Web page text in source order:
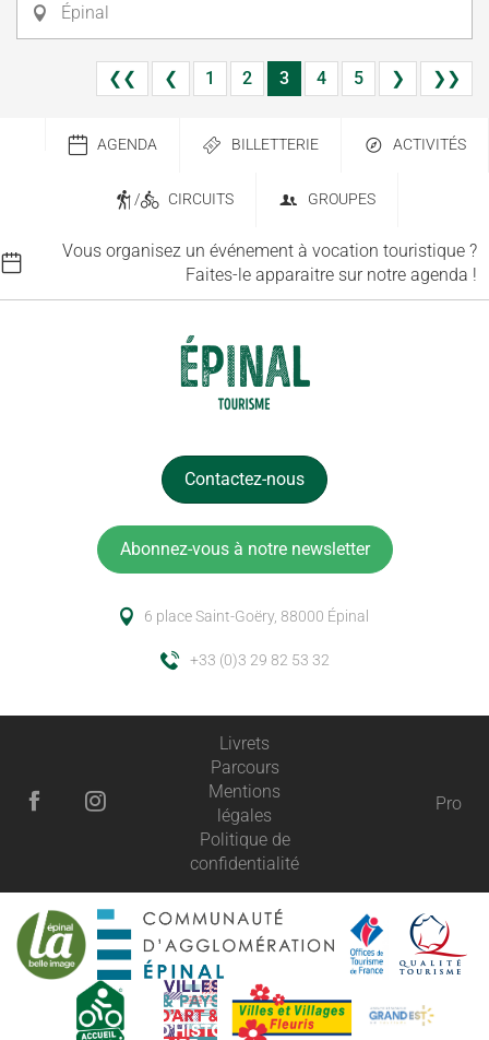
Épinal
❮❮ ❮ 1 2 3 4 5 ❯ ❯❯
AGENDA BILLETTERIE ACTIVITÉS
/ CIRCUITS GROUPES
Vous organisez un événement à vocation touristique ?
Faites-le apparaitre sur notre agenda !
Contactez-nous
Abonnez-vous à notre newsletter
6 place Saint-Goëry, 88000 Épinal
+33 (0)3 29 82 53 32
Livrets
Parcours
Mentions
légales
Politique de
confidentialité
Pro